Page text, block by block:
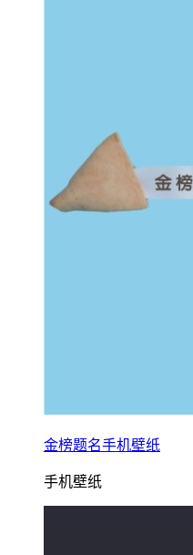
金榜题名手机壁纸
手机壁纸